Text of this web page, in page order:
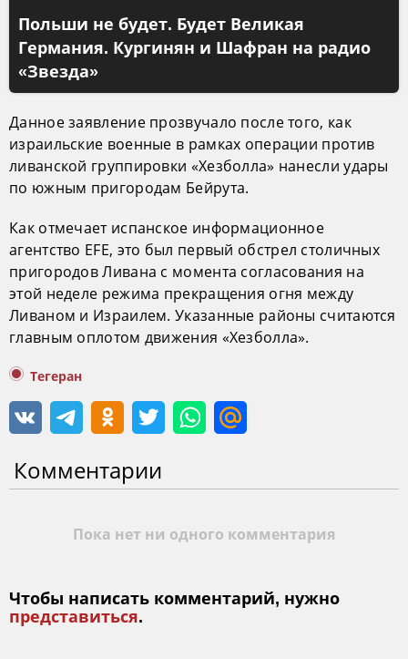
Польши не будет. Будет Великая
Германия. Кургинян и Шафран на радио
«Звезда»
Данное заявление прозвучало после того, как
израильские военные в рамках операции против
ливанской группировки «Хезболла» нанесли удары
по южным пригородам Бейрута.
Как отмечает испанское информационное
агентство EFE, это был первый обстрел столичных
пригородов Ливана с момента согласования на
этой неделе режима прекращения огня между
Ливаном и Израилем. Указанные районы считаются
главным оплотом движения «Хезболла».
Тегеран
Комментарии
Пока нет ни одного комментария
Чтобы написать комментарий, нужно
представиться.